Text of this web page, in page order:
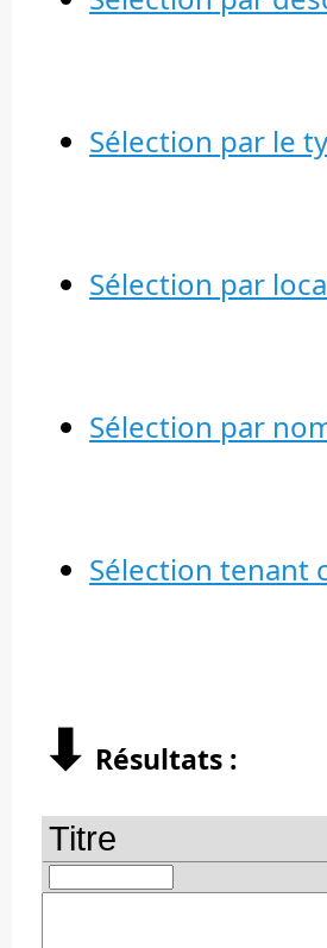
Sélection par le
Sélection par
Sélection par
Sélection tenant
⬇︎ Résultats :
Titre